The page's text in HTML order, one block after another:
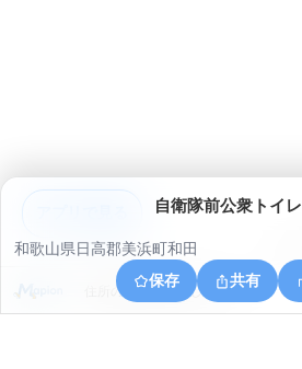
自衛隊前公衆トイレ
和歌山県日高郡美浜町和田
保存
共有
住所の取得に失敗しました